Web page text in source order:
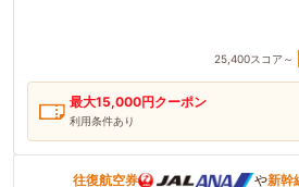
25,400スコア～
最大15,000円クーポン
利用条件あり
往復航空券 や新幹